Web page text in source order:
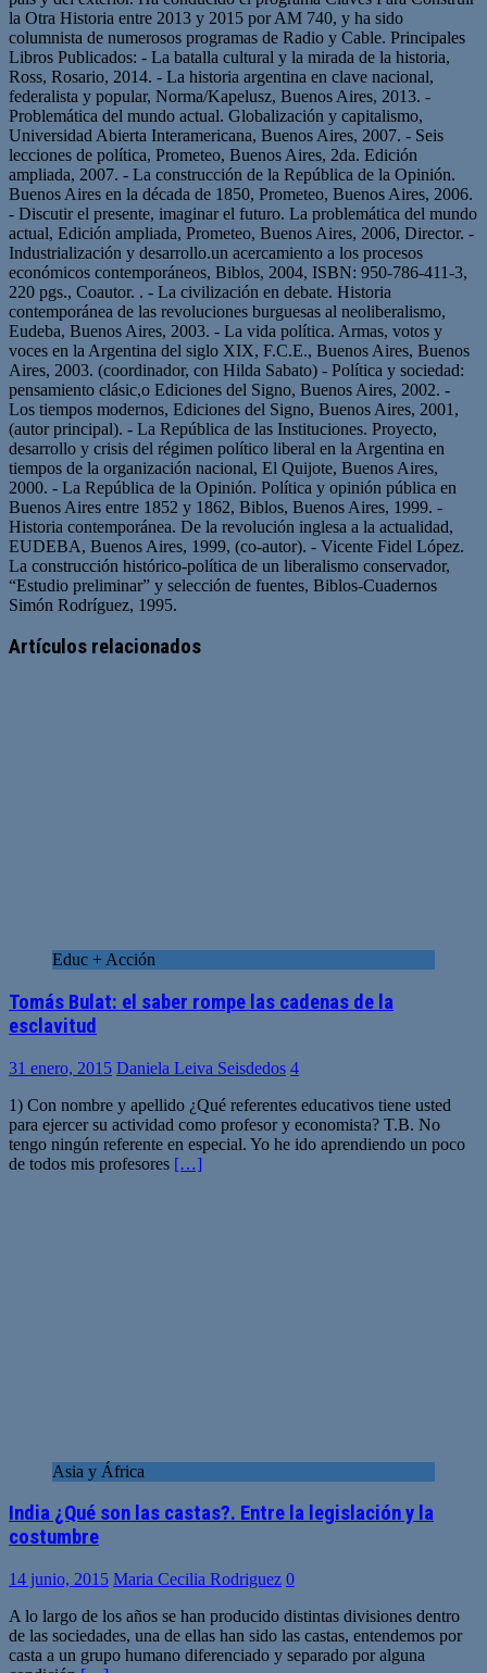
la Otra Historia entre 2013 y 2015 por AM 740, y ha sido
columnista de numerosos programas de Radio y Cable. Principales
Libros Publicados: - La batalla cultural y la mirada de la historia,
Ross, Rosario, 2014. - La historia argentina en clave nacional,
federalista y popular, Norma/Kapelusz, Buenos Aires, 2013. -
Problemática del mundo actual. Globalización y capitalismo,
Universidad Abierta Interamericana, Buenos Aires, 2007. - Seis
lecciones de política, Prometeo, Buenos Aires, 2da. Edición
ampliada, 2007. - La construcción de la República de la Opinión.
Buenos Aires en la década de 1850, Prometeo, Buenos Aires, 2006.
- Discutir el presente, imaginar el futuro. La problemática del mundo
actual, Edición ampliada, Prometeo, Buenos Aires, 2006, Director. -
Industrialización y desarrollo.un acercamiento a los procesos
económicos contemporáneos, Biblos, 2004, ISBN: 950-786-411-3,
220 pgs., Coautor. . - La civilización en debate. Historia
contemporánea de las revoluciones burguesas al neoliberalismo,
Eudeba, Buenos Aires, 2003. - La vida política. Armas, votos y
voces en la Argentina del siglo XIX, F.C.E., Buenos Aires, Buenos
Aires, 2003. (coordinador, con Hilda Sabato) - Política y sociedad:
pensamiento clásic,o Ediciones del Signo, Buenos Aires, 2002. -
Los tiempos modernos, Ediciones del Signo, Buenos Aires, 2001,
(autor principal). - La República de las Instituciones. Proyecto,
desarrollo y crisis del régimen político liberal en la Argentina en
tiempos de la organización nacional, El Quijote, Buenos Aires,
2000. - La República de la Opinión. Política y opinión pública en
Buenos Aires entre 1852 y 1862, Biblos, Buenos Aires, 1999. -
Historia contemporánea. De la revolución inglesa a la actualidad,
EUDEBA, Buenos Aires, 1999, (co-autor). - Vicente Fidel López.
La construcción histórico-política de un liberalismo conservador,
“Estudio preliminar” y selección de fuentes, Biblos-Cuadernos
Simón Rodríguez, 1995.
Artículos relacionados
Educ + Acción
Tomás Bulat: el saber rompe las cadenas de la
esclavitud
31 enero, 2015 Daniela Leiva Seisdedos 4
1) Con nombre y apellido ¿Qué referentes educativos tiene usted
para ejercer su actividad como profesor y economista? T.B. No
tengo ningún referente en especial. Yo he ido aprendiendo un poco
de todos mis profesores […]
Asia y África
India ¿Qué son las castas?. Entre la legislación y la
costumbre
14 junio, 2015 Maria Cecilia Rodriguez 0
A lo largo de los años se han producido distintas divisiones dentro
de las sociedades, una de ellas han sido las castas, entendemos por
casta a un grupo humano diferenciado y separado por alguna